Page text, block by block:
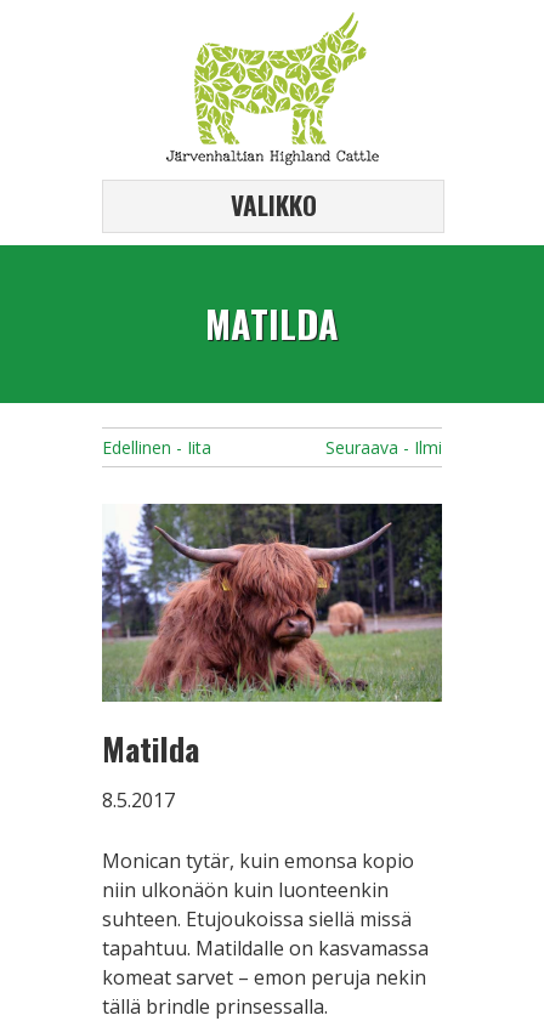
VALIKKO
MATILDA
Edellinen - Iita Seuraava - Ilmi
Matilda
8.5.2017
Monican tytär, kuin emonsa kopio
niin ulkonäön kuin luonteenkin
suhteen. Etujoukoissa siellä missä
tapahtuu. Matildalle on kasvamassa
komeat sarvet – emon peruja nekin
tällä brindle prinsessalla.